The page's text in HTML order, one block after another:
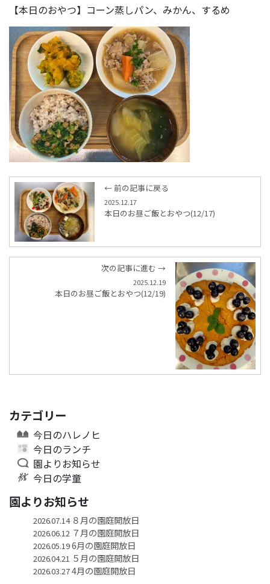
【本日のおやつ】コーン蒸しパン、みかん、するめ
← 前の記事に戻る
2025.12.17
本日のお昼ご飯とおやつ(12/17)
次の記事に進む →
2025.12.19
本日のお昼ご飯とおやつ(12/19)
カテゴリー
今日のハレノヒ
今日のランチ
園よりお知らせ
今日の学童
園よりお知らせ
2026.07.14８月の園庭開放日
2026.06.12７月の園庭開放日
2026.05.196月の園庭開放日
2026.04.21 ５月の園庭開放日
2026.03.274月の園庭開放日